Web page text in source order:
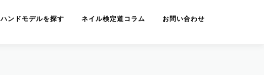
ハンドモデルを探す ネイル検定道コラム お問い合わせ